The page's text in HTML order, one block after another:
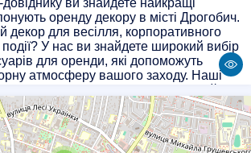
ви знайдете найкращі
оренду декору в місті Дрогобич.
декор для весілля, корпоративного
У нас ви знайдете широкий вибір
для оренди, які допоможуть
атмосферу вашого заходу. Наші
клієнта. Зробіть ваше свято незабутнім